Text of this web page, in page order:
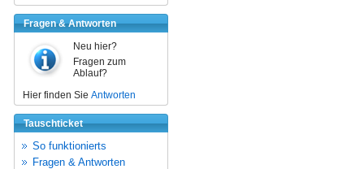
Fragen & Antworten
Neu hier?
Fragen zum
Ablauf?
Hier finden Sie Antworten
Tauschticket
So funktionierts
Fragen & Antworten